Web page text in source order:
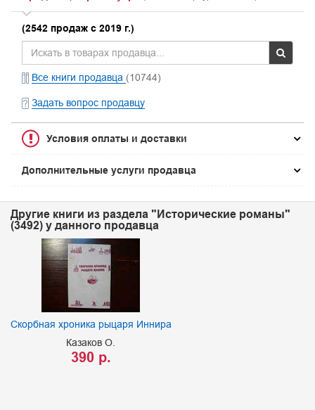
(2542 продаж с 2019 г.)
Все книги продавца (10744)
Задать вопрос продавцу
Условия оплаты и доставки
Дополнительные услуги продавца
Другие книги из раздела "Исторические романы"
(3492) у данного продавца
Скорбная хроника рыцаря Иннира
Казаков О.
390 р.